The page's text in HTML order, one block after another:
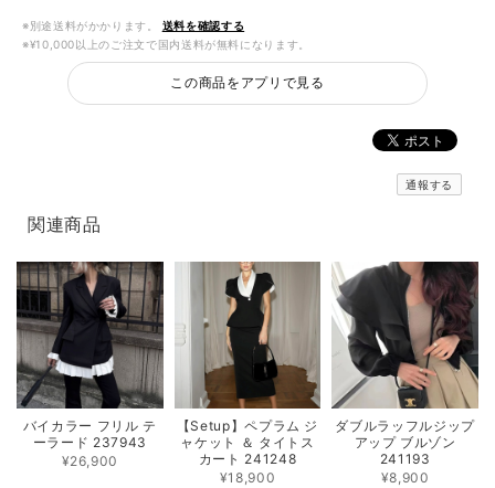
※別途送料がかかります。
送料を確認する
※¥10,000以上のご注文で国内送料が無料になります。
この商品をアプリで見る
通報する
関連商品
バイカラー フリル テ
ーラード 237943
¥26,900
【Setup】ペプラム ジ
ャケット ＆ タイトス
カート 241248
¥18,900
ダブルラッフルジップ
アップ ブルゾン
241193
¥8,900